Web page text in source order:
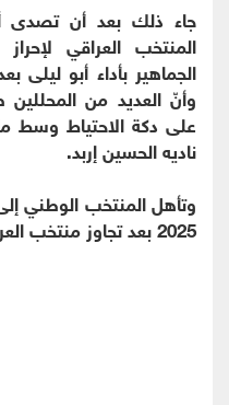
جاء ذلك بعد أن تصدى
المنتخب العراقي
الجماهير بأداء أبو
وأنّ العديد من المحللين
على دكة الاحتياط
ناديه الحسين إربد.
وتأهل المنتخب الوطني
2025 بعد تجاوز منتخب العراق بفوز بهدف نظيف.